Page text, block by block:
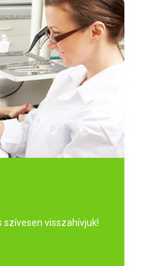
szívesen visszahívjuk!